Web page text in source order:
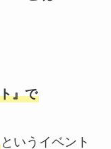
』で
というイベント